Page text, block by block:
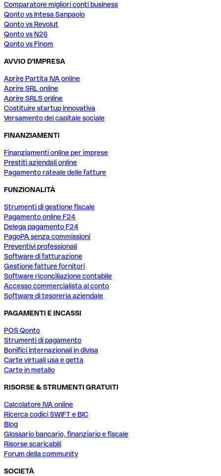
Comparatore migliori conti business
Qonto vs Intesa Sanpaolo
Qonto vs Revolut
Qonto vs N26
Qonto vs Finom
AVVIO D'IMPRESA
Aprire Partita IVA online
Aprire SRL online
Aprire SRLS online
Costituire startup innovativa
Versamento del capitale sociale
FINANZIAMENTI
Finanziamenti online per imprese
Prestiti aziendali online
Pagamento rateale delle fatture
FUNZIONALITÀ
Strumenti di gestione fiscale
Pagamento online F24
Delega pagamento F24
PagoPA senza commissioni
Preventivi professionali
Software di fatturazione
Gestione fatture fornitori
Software riconciliazione contabile
Accesso commercialista al conto
Software di tesoreria aziendale
PAGAMENTI E INCASSI
POS Qonto
Strumenti di pagamento
Bonifici internazionali in divisa
Carte virtuali usa e getta
Carte in metallo
RISORSE & STRUMENTI GRATUITI
Calcolatore IVA online
Ricerca codici SWIFT e BIC
Blog
Glossario bancario, finanziario e fiscale
Risorse scaricabili
Forum della community
SOCIETÀ